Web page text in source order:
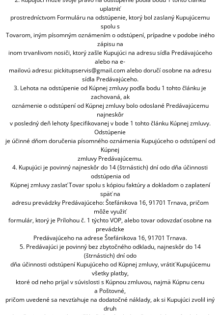
uplatniť
prostredníctvom Formuláru na odstúpenie, ktorý bol zaslaný Kupujúcemu
spolu s
Tovarom, iným písomným oznámením o odstúpení, prípadne v podobe iného
zápisu na
inom trvanlivom nosiči, ktorý zašle Kupujúci na adresu sídla Predávajúceho
alebo na e-
mailovú adresu: pickitupservis@gmail.com alebo doručí osobne na adresu
sídla Predávajúceho.
3. Lehota na odstúpenie od Kúpnej zmluvy podľa bodu 1 tohto článku je
zachovaná, ak
oznámenie o odstúpení od Kúpnej zmluvy bolo odoslané Predávajúcemu
najneskôr
v posledný deň lehoty špecifikovanej v bode 1 tohto článku Kúpnej zmluvy.
Odstúpenie
je účinné dňom doručenia písomného oznámenia Kupujúceho o odstúpení od
Kúpnej
zmluvy Predávajúcemu.
4. Kupujúci je povinný najneskôr do 14 (štrnástich) dní odo dňa účinnosti
odstúpenia od
Kúpnej zmluvy zaslať Tovar spolu s kópiou faktúry a dokladom o zaplatení
späť na
adresu prevádzky Predávajúceho: Štefánikova 16, 91701 Trnava, pričom
môže využiť
formulár, ktorý je Prílohou č. 1 týchto VOP, alebo tovar odovzdať osobne na
prevádzke
Predávajúceho na adrese Štefánikova 16, 91701 Trnava.
5. Predávajúci je povinný bez zbytočného odkladu, najneskôr do 14
(štrnástich) dní odo
dňa účinnosti odstúpení Kupujúceho od Kúpnej zmluvy, vrátiť Kupujúcemu
všetky platby,
ktoré od neho prijal v súvislosti s Kúpnou zmluvou, najmä Kúpnu cenu
a Poštovné,
pričom uvedené sa nevzťahuje na dodatočné náklady, ak si Kupujúci zvolil iný
druh